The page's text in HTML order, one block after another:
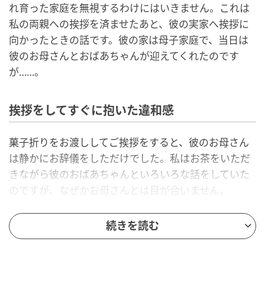
れ育った家庭を無視するわけにはいきません。これは
私の両親への挨拶を済ませたあと、彼の実家へ挨拶に
向かったときの話です。彼の家は母子家庭で、当日は
彼のお母さんとおばあちゃんが迎えてくれたのです
が……。
挨拶をしてすぐに抱いた違和感
菓子折りをお渡ししてご挨拶をすると、彼のお母さん
は静かにお辞儀をしただけでした。私はお茶をいただ
きながら彼のおばあちゃんといろいろな話をしていた
のですが、なぜかお母さんとは目が合いません。
その後も彼のお母さんは、会話の輪に入らず、ただ聞
かれたことに答えるのみ。彼のおばあちゃんがほとん
続きを読む